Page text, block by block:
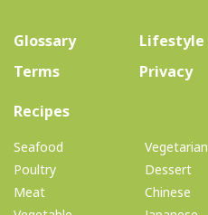
Glossary Lifestyle
Terms
Privacy
Recipes(current)
Seafood
Poultry
Meat
Vegetarian
Dessert
Chinese